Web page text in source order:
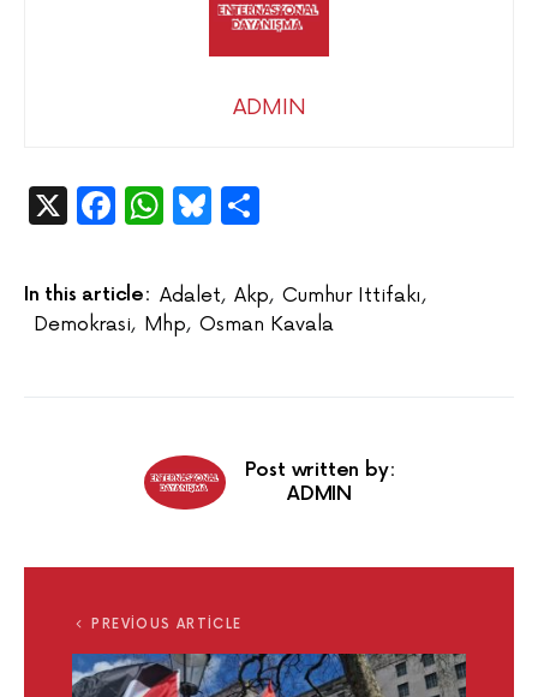
ADMIN
X Facebook
WhatsApp
Bluesky
In this article: Adalet, Akp, Cumhur Ittifakı,
Demokrasi, Mhp, Osman Kavala
Post written by:
ADMIN
PREVIOUS ARTICLE